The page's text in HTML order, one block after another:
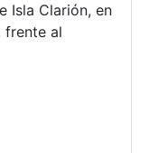
Isla Clarión, en
frente al